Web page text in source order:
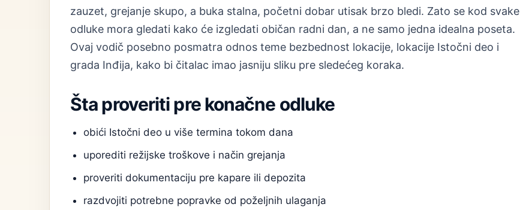
zauzet, grejanje skupo, a buka stalna, početni dobar utisak brzo bledi. Zato se kod svake
odluke mora gledati kako će izgledati običan radni dan, a ne samo jedna idealna poseta.
Ovaj vodič posebno posmatra odnos teme bezbednost lokacije, lokacije Istočni deo i
grada Inđija, kako bi čitalac imao jasniju sliku pre sledećeg koraka.
Šta proveriti pre konačne odluke
obići Istočni deo u više termina tokom dana
uporediti režijske troškove i način grejanja
proveriti dokumentaciju pre kapare ili depozita
razdvojiti potrebne popravke od poželjnih ulaganja